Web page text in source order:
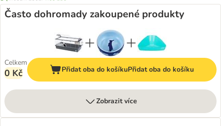
Často dohromady zakoupené produkty
Celkem
0 Kč Přidat oba do košíkuPřidat oba do košíku
Zobrazit více